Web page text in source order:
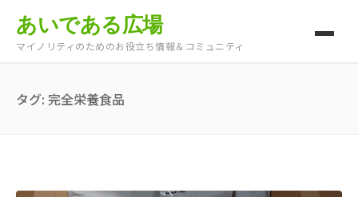
あいである広場
マイノリティのためのお役立ち情報＆コミュニティ
タグ: 完全栄養食品